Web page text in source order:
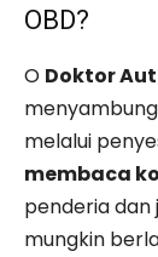
OBD?
O Doktor
melalui
membaca
penderia
mungkin